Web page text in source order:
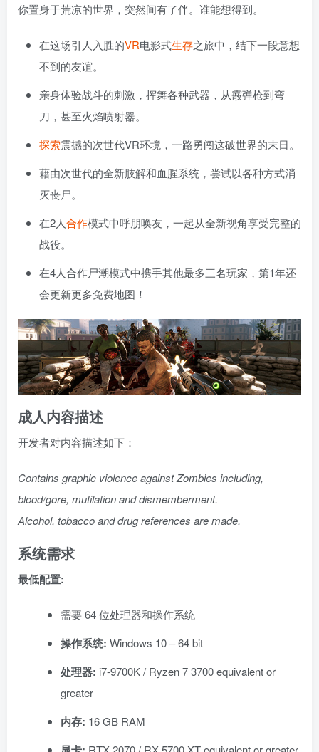
你置身于荒凉的世界，突然间有了伴。谁能想得到。
在这场引人入胜的VR电影式生存之旅中，结下一段意想
不到的友谊。
亲身体验战斗的刺激，挥舞各种武器，从霰弹枪到弯
刀，甚至火焰喷射器。
探索震撼的次世代VR环境，一路勇闯这破世界的末日。
藉由次世代的全新肢解和血腥系统，尝试以各种方式消
灭丧尸。
在2人合作模式中呼朋唤友，一起从全新视角享受完整的
战役。
在4人合作尸潮模式中携手其他最多三名玩家，第1年还
会更新更多免费地图！
成人内容描述
开发者对内容描述如下：
Contains graphic violence against Zombies including,
blood/gore, mutilation and dismemberment.
Alcohol, tobacco and drug references are made.
系统需求
最低配置:
需要 64 位处理器和操作系统
操作系统: Windows 10 – 64 bit
处理器: i7-9700K / Ryzen 7 3700 equivalent or
greater
内存: 16 GB RAM